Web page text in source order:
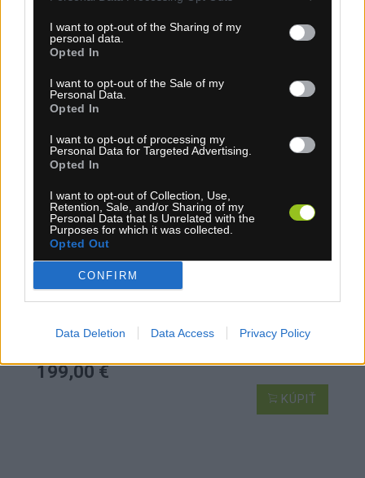
I want to opt-out of the Sharing of my
personal data.
Opted In
I want to opt-out of the Sale of my
Personal Data.
Opted In
I want to opt-out of processing my
Personal Data for Targeted Advertising.
Opted In
I want to opt-out of Collection, Use,
Retention, Sale, and/or Sharing of my
Personal Data that Is Unrelated with the
Purposes for which it was collected.
Opted Out
CONFIRM
Data Deletion Data Access Privacy Policy
PREDSTAVEC EXTRALITE HYPERSTEM
STEALTH BLACK ON BLACK +/- 6°
4-14 dní
199,00 €
KÚPIŤ